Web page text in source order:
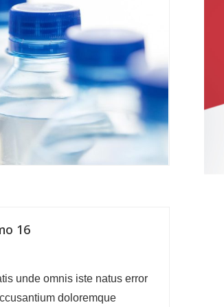
16
unde omnis iste natus error
doloremque